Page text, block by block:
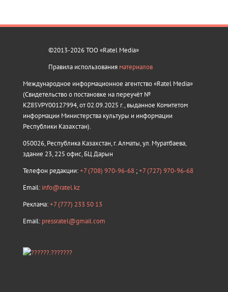
©2013-2026 ТОО «Ratel Media»
Правила использования материалов
Международное информационное агентство «Ratel Media»
(Свидетельство о постановке на переучёт №
KZ85VPY00127994, от 02.09.2025 г., выданное Комитетом
информации Министерства культуры и информации
Республики Казахстан).
050026, Республика Казахстан, г. Алматы, ул. Муратбаева,
здание 23, 225 офис, БЦ Дарын
Телефон редакции:+7 (708) 970-96-68 ;+7 (727) 970-96-68
Email: info@ratel.kz
Реклама:+7 (777) 233 50 13
Email: pressratel@gmail.com